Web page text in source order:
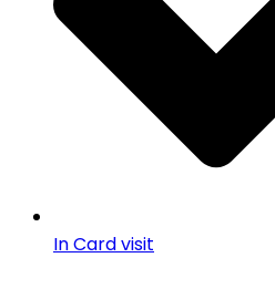
In Card visit